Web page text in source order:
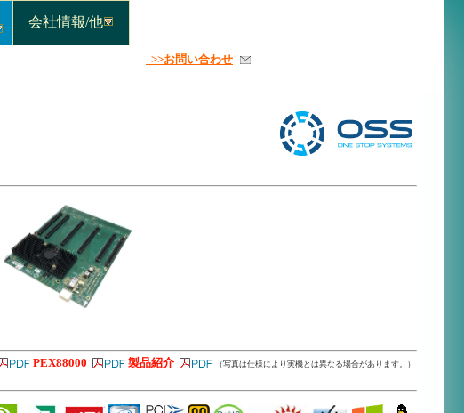
会社情報/他
>>お問い合わせ
PEX88000 製品紹介 （写真は仕様により実機とは異なる場合があります。）